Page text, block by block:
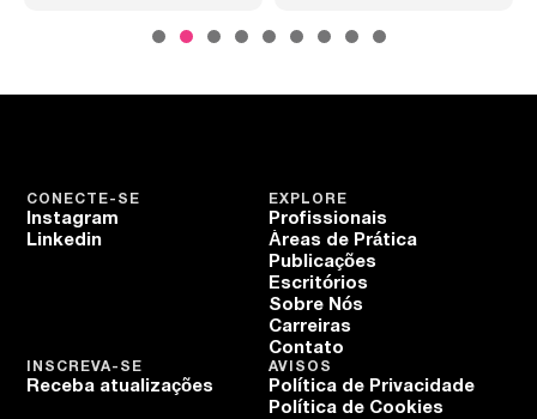
EXPLORE
Profissionais
Áreas de Prática
Publicações
Escritórios
Sobre Nós
Carreiras
Contato
CONECTE-SE
Instagram
Linkedin
AVISOS
Política de Privacidade
Política de Cookies
INSCREVA-SE
Receba atualizações